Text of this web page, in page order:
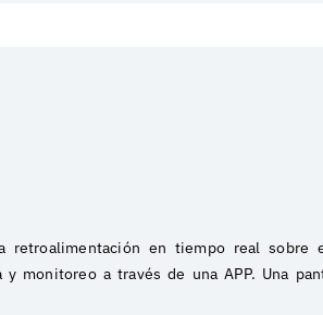
retroalimentación en tiempo real
y monitoreo a través de una APP. Una